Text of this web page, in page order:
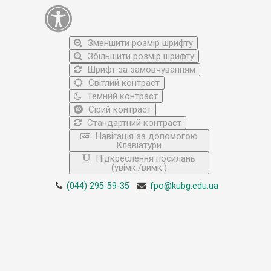
Зменшити розмір шрифту
Збільшити розмір шрифту
Шрифт за замовчуванням
Світлий контраст
Темний контраст
Сірий контраст
Стандартний контраст
Навігація за допомогою
Клавіатури
Підкреслення посилань
(увімк./вимк.)
(044) 295-59-35 fpo@kubg.edu.ua